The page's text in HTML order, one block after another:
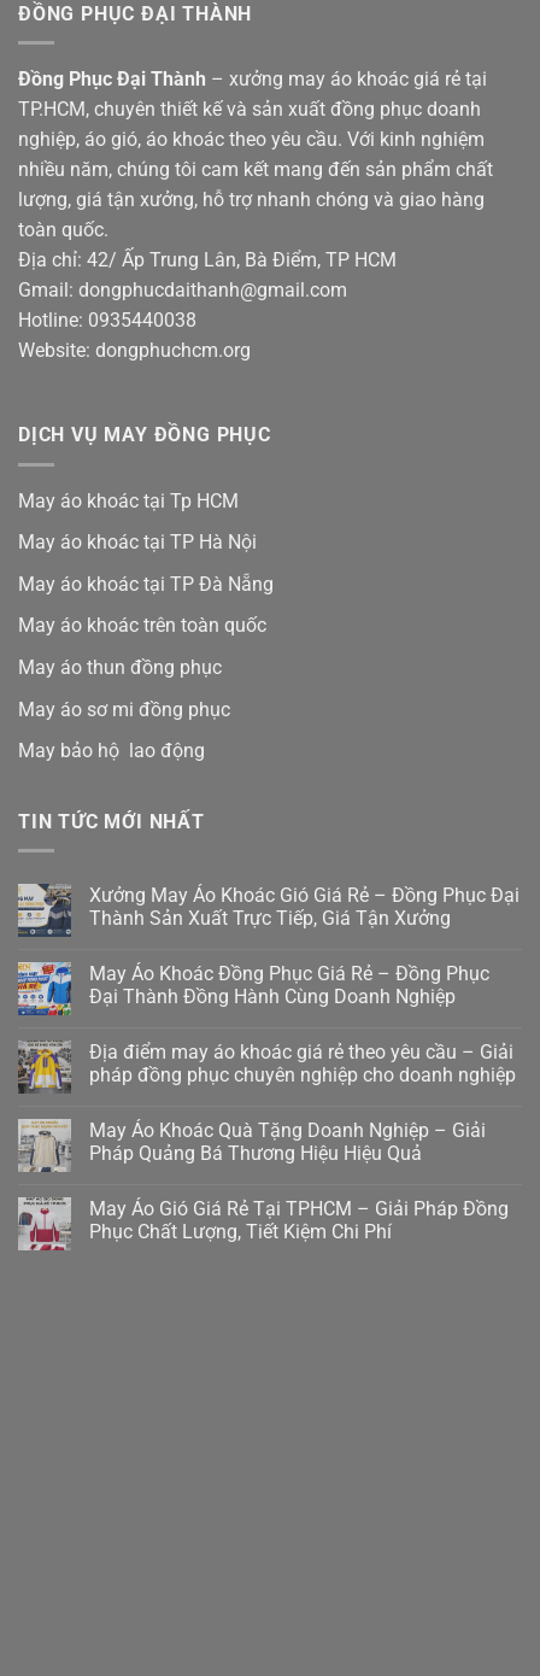
ĐỒNG PHỤC ĐẠI THÀNH
Đồng Phục Đại Thành – xưởng may áo khoác giá rẻ tại
TP.HCM, chuyên thiết kế và sản xuất đồng phục doanh
nghiệp, áo gió, áo khoác theo yêu cầu. Với kinh nghiệm
nhiều năm, chúng tôi cam kết mang đến sản phẩm chất
lượng, giá tận xưởng, hỗ trợ nhanh chóng và giao hàng
toàn quốc.
Địa chỉ: 42/ Ấp Trung Lân, Bà Điểm, TP HCM
Gmail: dongphucdaithanh@gmail.com
Hotline: 0935440038
Website: dongphuchcm.org
DỊCH VỤ MAY ĐỒNG PHỤC
May áo khoác tại Tp HCM
May áo khoác tại TP Hà Nội
May áo khoác tại TP Đà Nẵng
May áo khoác trên toàn quốc
May áo thun đồng phục
May áo sơ mi đồng phục
May bảo hộ lao động
TIN TỨC MỚI NHẤT
Xưởng May Áo Khoác Gió Giá Rẻ – Đồng Phục Đại
Thành Sản Xuất Trực Tiếp, Giá Tận Xưởng
May Áo Khoác Đồng Phục Giá Rẻ – Đồng Phục
Đại Thành Đồng Hành Cùng Doanh Nghiệp
Địa điểm may áo khoác giá rẻ theo yêu cầu – Giải
pháp đồng phục chuyên nghiệp cho doanh nghiệp
May Áo Khoác Quà Tặng Doanh Nghiệp – Giải
Pháp Quảng Bá Thương Hiệu Hiệu Quả
May Áo Gió Giá Rẻ Tại TPHCM – Giải Pháp Đồng
Phục Chất Lượng, Tiết Kiệm Chi Phí